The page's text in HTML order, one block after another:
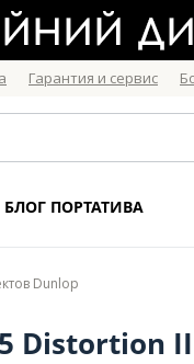
Гарантия и сервис
БЛОГ ПОРТАТИВА
Dunlop
Distortion